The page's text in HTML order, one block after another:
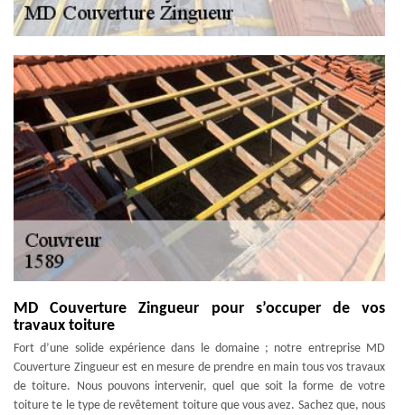
MD Couverture Zingueur pour s’occuper de vos
travaux toiture
Fort d’une solide expérience dans le domaine ; notre entreprise MD
Couverture Zingueur est en mesure de prendre en main tous vos travaux
de toiture. Nous pouvons intervenir, quel que soit la forme de votre
toiture te le type de revêtement toiture que vous avez. Sachez que, nous